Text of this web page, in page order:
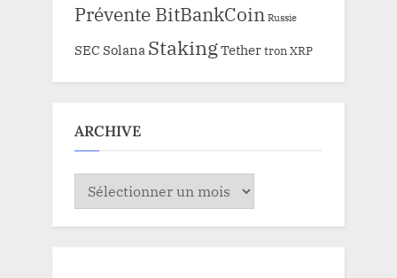
Prévente BitBankCoin Russie
SEC Solana StakingTethertron XRP
ARCHIVE
ARCHIVE